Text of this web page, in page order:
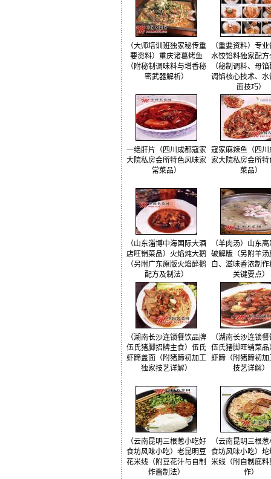
（大师培训班独家秘传重
要资料）重庆诸葛烤鱼
（附秘制调味料与增香秘
密武器解析）
（重要资料）专
水饺馅料独家配方
（秘制调料、母
调馅核心技术、水
面技巧）
一绝肝片（四川成都寇家
大院私房会所特色风味家
常菜品）
寇家麻辣鱼（四川
家大院私房会所特
菜品）
（山东淄博中海国际大酒
店旺销菜品）火焰炖大鹅
（另附广东原版火焰醉鹅
配方及制法）
（羊肉汤）山东
破解版（另附羊汤
白、滋味香浓制
关键要点）
（湖南长沙连锁餐饮品牌
伍氏猪脚招牌主食）伍氏
虾蹄盖面（附猪蹄初加工
独家技艺详解）
（湖南长沙连锁
伍氏猪脚旺销菜品
虾蹄（附猪蹄初加
技艺详解）
（云南昆明三根葱小吃好
食坊风味小吃）老昆明豆
花米线（附豆花汁与自制
炸酱制法）
（云南昆明三根
食坊风味小吃）坨
米线（附自制底料
作）